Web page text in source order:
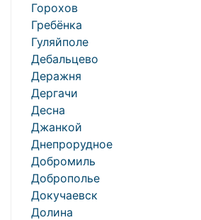
Горохов
Гребёнка
Гуляйполе
Дебальцево
Деражня
Дергачи
Десна
Джанкой
Днепрорудное
Добромиль
Доброполье
Докучаевск
Долина